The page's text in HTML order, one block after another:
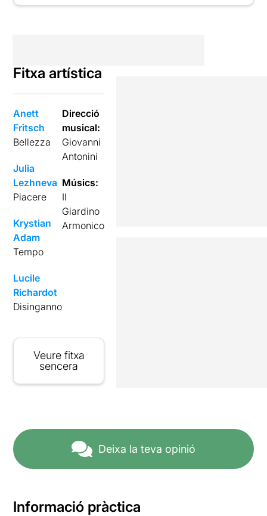
Fitxa artística
Anett
Fritsch
Bellezza
Julia
Lezhneva
Piacere
Krystian
Adam
Tempo
Lucile
Richardot
Disinganno
Direcció
musical:
Giovanni
Antonini
Músics:
Il
Giardino
Armonico
Veure fitxa
sencera
Deixa la teva opinió
Informació pràctica